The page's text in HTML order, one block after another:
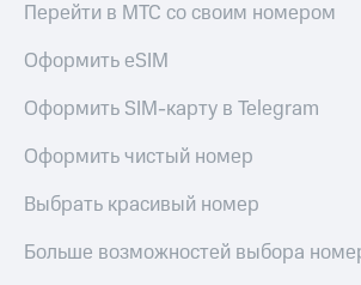
Перейти в МТС со своим номером
Оформить eSIM
Оформить SIM-карту в Telegram
Оформить чистый номер
Выбрать красивый номер
Больше возможностей выбора